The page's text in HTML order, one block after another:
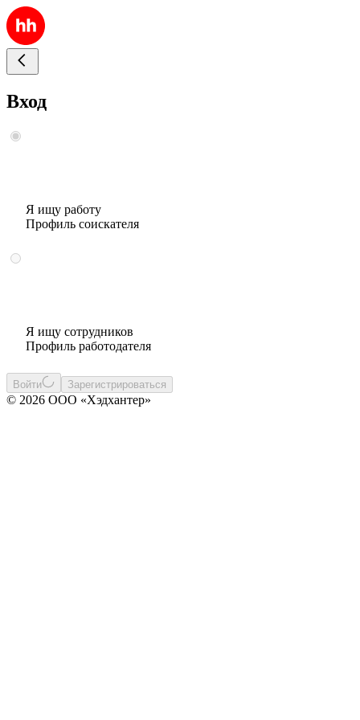
Вход
Я ищу работу
Профиль соискателя
Я ищу сотрудников
Профиль работодателя
Войти Зарегистрироваться
© 2026 ООО «Хэдхантер»